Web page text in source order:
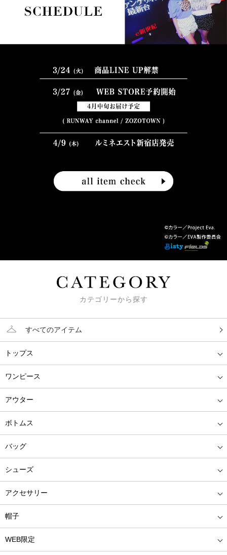
カテゴリーから探す
すべてのアイテム
トップス
ワンピース
アウター
ボトムス
バッグ
シューズ
アクセサリー
帽子
WEB限定